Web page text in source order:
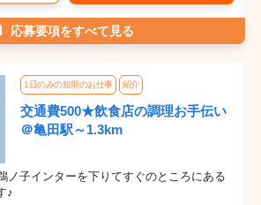
応募要項をすべて見る
1日のみの短期のお仕事 紹介
交通費500★飲食店の調理お手伝い
＠亀田駅～1.3km
ノ子インターを下りてすぐのところにある
♪